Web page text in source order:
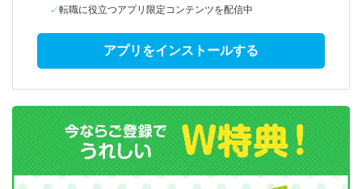
転職に役立つアプリ限定コンテンツを配信中
アプリをインストールする